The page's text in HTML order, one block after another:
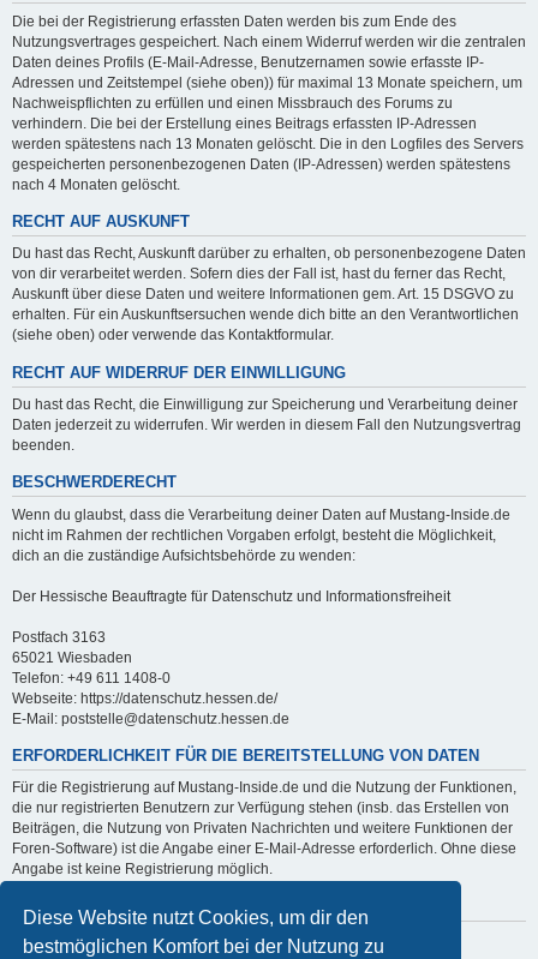
Diese Website nutzt Cookies, um dir den
bestmöglichen Komfort bei der Nutzung zu
Die bei der Registrierung erfassten Daten werden bis zum Ende des
Nutzungsvertrages gespeichert. Nach einem Widerruf werden wir die zentralen
Daten deines Profils (E-Mail-Adresse, Benutzernamen sowie erfasste IP-
Adressen und Zeitstempel (siehe oben)) für maximal 13 Monate speichern, um
Nachweispflichten zu erfüllen und einen Missbrauch des Forums zu
verhindern. Die bei der Erstellung eines Beitrags erfassten IP-Adressen
werden spätestens nach 13 Monaten gelöscht. Die in den Logfiles des Servers
gespeicherten personenbezogenen Daten (IP-Adressen) werden spätestens
nach 4 Monaten gelöscht.
RECHT AUF AUSKUNFT
Du hast das Recht, Auskunft darüber zu erhalten, ob personenbezogene Daten
von dir verarbeitet werden. Sofern dies der Fall ist, hast du ferner das Recht,
Auskunft über diese Daten und weitere Informationen gem. Art. 15 DSGVO zu
erhalten. Für ein Auskunftsersuchen wende dich bitte an den Verantwortlichen
(siehe oben) oder verwende das Kontaktformular.
RECHT AUF WIDERRUF DER EINWILLIGUNG
Du hast das Recht, die Einwilligung zur Speicherung und Verarbeitung deiner
Daten jederzeit zu widerrufen. Wir werden in diesem Fall den Nutzungsvertrag
beenden.
BESCHWERDERECHT
Wenn du glaubst, dass die Verarbeitung deiner Daten auf Mustang-Inside.de
nicht im Rahmen der rechtlichen Vorgaben erfolgt, besteht die Möglichkeit,
dich an die zuständige Aufsichtsbehörde zu wenden:
Der Hessische Beauftragte für Datenschutz und Informationsfreiheit
Postfach 3163
65021 Wiesbaden
Telefon: +49 611 1408-0
Webseite: https://datenschutz.hessen.de/
E-Mail: poststelle@datenschutz.hessen.de
ERFORDERLICHKEIT FÜR DIE BEREITSTELLUNG VON DATEN
Für die Registrierung auf Mustang-Inside.de und die Nutzung der Funktionen,
die nur registrierten Benutzern zur Verfügung stehen (insb. das Erstellen von
Beiträgen, die Nutzung von Privaten Nachrichten und weitere Funktionen der
Foren-Software) ist die Angabe einer E-Mail-Adresse erforderlich. Ohne diese
Angabe ist keine Registrierung möglich.
AUTOMATISIERTE ENTSCHEIDUNGSFINDUNG
Es findet keine automatisierte Entscheidungsfindung statt.